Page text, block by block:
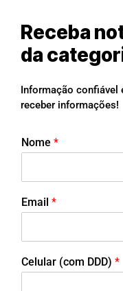
Receba
da
Informação confiável
receber informações!
Nome *
Email *
Celular (com DDD) *